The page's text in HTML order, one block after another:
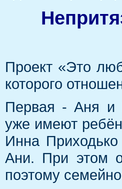
Проект «Это
которого
Первая - Аня и
уже имеют
Инна
Ани. При этом
поэтому